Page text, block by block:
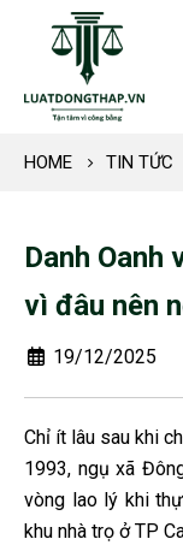
HOME TIN TỨC
Danh Oanh
vì đâu nên
19/12/2025
Chỉ ít lâu sau khi
1993, ngụ xã
vòng lao lý khi
khu nhà trọ ở TP